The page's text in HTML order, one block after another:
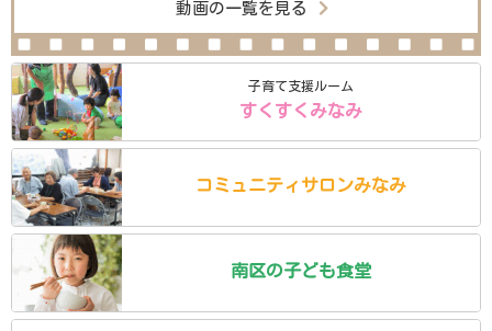
動画の一覧を見る
子育て支援ルーム
すくすくみなみ
コミュニティ サロンみなみ
南区の子ども食堂